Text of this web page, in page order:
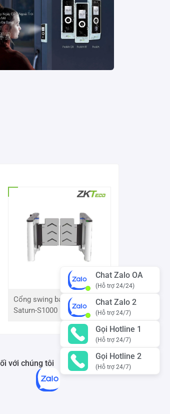
Cổng swing barrier ZKTeco
Saturn-S1000 Pro
với chúng tôi
Chat Zalo OA
(Hỗ trợ 24/24)
Chat Zalo 2
(Hỗ trợ 24/7)
Gọi Hotline 1
(Hỗ trợ 24/7)
Gọi Hotline 2
(Hỗ trợ 24/7)